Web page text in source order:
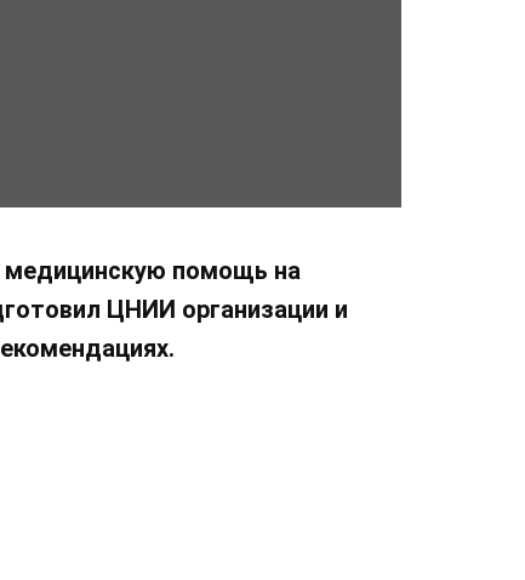
медицинскую помощь на
ЦНИИ организации и